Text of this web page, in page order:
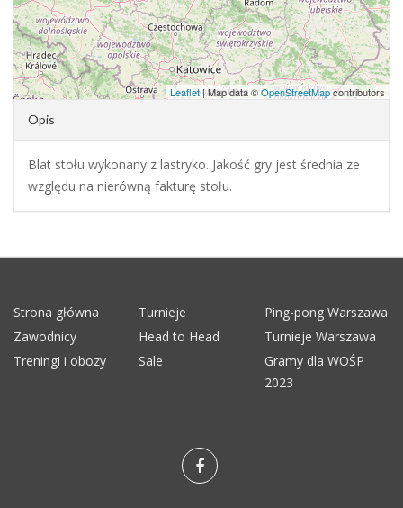
Leaflet| Map data ©OpenStreetMapcontributors
Opis
Blat stołu wykonany z lastryko. Jakość gry jest średnia ze
względu na nierówną fakturę stołu.
Strona główna Turnieje
Ping-pong Warszawa
Zawodnicy
Head to Head
Turnieje Warszawa
Treningi i obozy
Sale
Gramy dla WOŚP
2023